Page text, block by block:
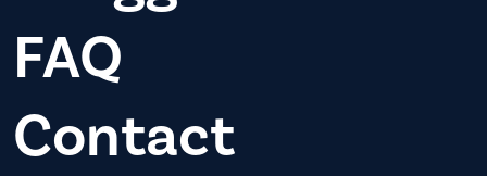
FAQ
Contact